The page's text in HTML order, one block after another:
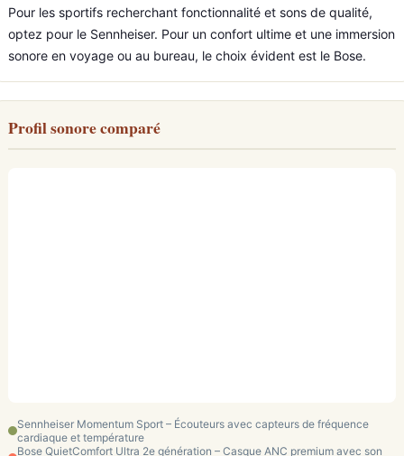
Pour les sportifs recherchant fonctionnalité et sons de qualité,
optez pour le Sennheiser. Pour un confort ultime et une immersion
sonore en voyage ou au bureau, le choix évident est le Bose.
Profil sonore comparé
Sennheiser Momentum Sport – Écouteurs avec capteurs de fréquence
cardiaque et température
Bose QuietComfort Ultra 2e génération – Casque ANC premium avec son